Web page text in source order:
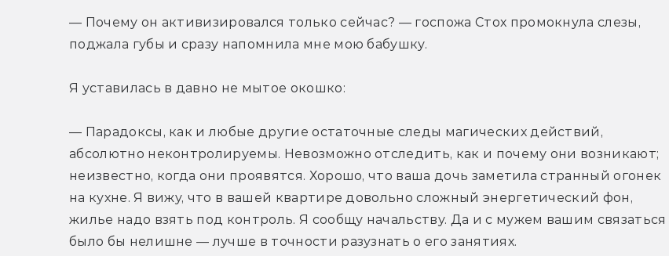
— Почему он активизировался только сейчас? — госпожа Стох промокнула слезы,
поджала губы и сразу напомнила мне мою бабушку.
Я уставилась в давно не мытое окошко:
— Парадоксы, как и любые другие остаточные следы магических действий,
абсолютно неконтролируемы. Невозможно отследить, как и почему они возникают;
неизвестно, когда они проявятся. Хорошо, что ваша дочь заметила странный огонек
на кухне. Я вижу, что в вашей квартире довольно сложный энергетический фон,
жилье надо взять под контроль. Я сообщу начальству. Да и с мужем вашим связаться
было бы нелишне — лучше в точности разузнать о его занятиях.